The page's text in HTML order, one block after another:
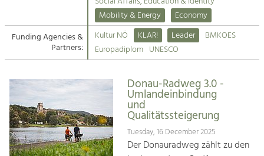
Suche
Impressum
Kontakt
Tourism
Offer Development and Positioning
Art & Culture
Crafts, Science and Research.
Social Affairs, Education
Mobility & Energy
Economy
Funding Agencies &
Partners:
Kultur NÖ KLAR! Leader
BMKOES
Europadiplom UNESCO
Donau-Radweg 3.0 -
Umlandeinbindung
und
Qualitätssteigerung
Tuesday, 16 December 2025
Der Donauradweg zählt zu den